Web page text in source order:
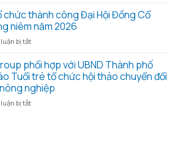
yêu
thương
những
gạo
nghĩa
tình
cổ
đông
thường
niêm
và
các
tài
liệu
kèm
công
Sở
Khoa
và
Công
nghệ
tỉnh
Đồng
chức thành công Đại Hội Đồng Cổ
niêm năm 2026
bị tắtở
tổ
chức
thành
công
Đại
phối hợp với UBND Thành phố
Tuổi trẻ tổ chức hội thảo chuyển đổi
nghiệp
bị tắtở